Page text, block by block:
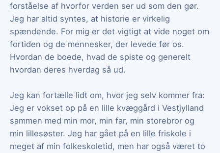
forståelse af hvorfor verden ser ud som den gør.
Jeg har altid syntes, at historie er virkelig
spændende. For mig er det vigtigt at vide noget om
fortiden og de mennesker, der levede før os.
Hvordan de boede, hvad de spiste og generelt
hvordan deres hverdag så ud.
Jeg kan fortælle lidt om, hvor jeg selv kommer fra:
Jeg er vokset op på en lille kvæggård i Vestjylland
sammen med min mor, min far, min storebror og
min lillesøster. Jeg har gået på en lille friskole i
meget af min folkeskoletid, men har også været to